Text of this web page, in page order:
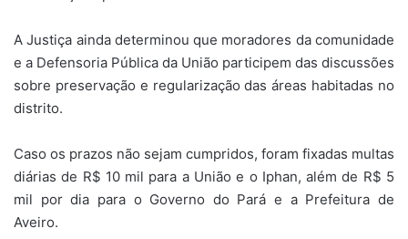
A Justiça ainda determinou que moradores da comunidade
e a Defensoria Pública da União participem das discussões
sobre preservação e regularização das áreas habitadas no
distrito.
Caso os prazos não sejam cumpridos, foram fixadas multas
diárias de R$ 10 mil para a União e o Iphan, além de R$ 5
mil por dia para o Governo do Pará e a Prefeitura de
Aveiro.